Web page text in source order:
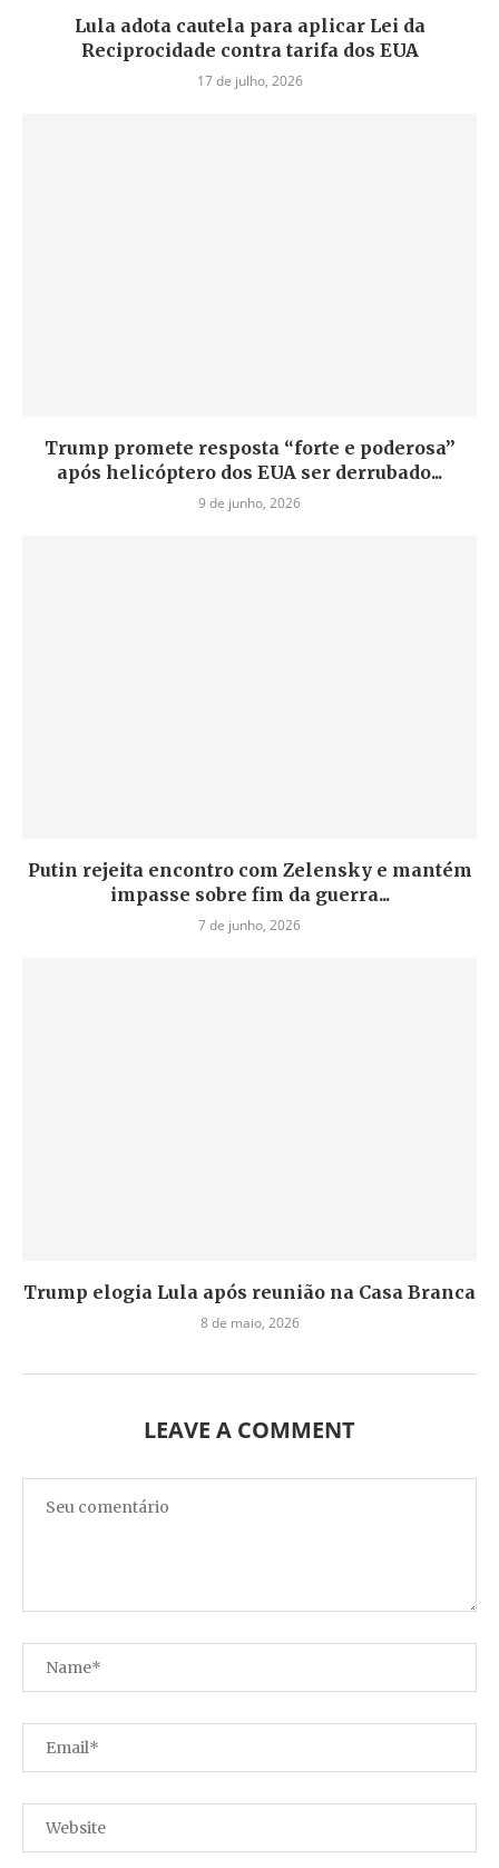
Lula adota cautela para aplicar Lei da
Reciprocidade contra tarifa dos EUA
17 de julho, 2026
Trump promete resposta “forte e poderosa”
após helicóptero dos EUA ser derrubado...
9 de junho, 2026
Putin rejeita encontro com Zelensky e mantém
impasse sobre fim da guerra...
7 de junho, 2026
Trump elogia Lula após reunião na Casa Branca
8 de maio, 2026
LEAVE A COMMENT